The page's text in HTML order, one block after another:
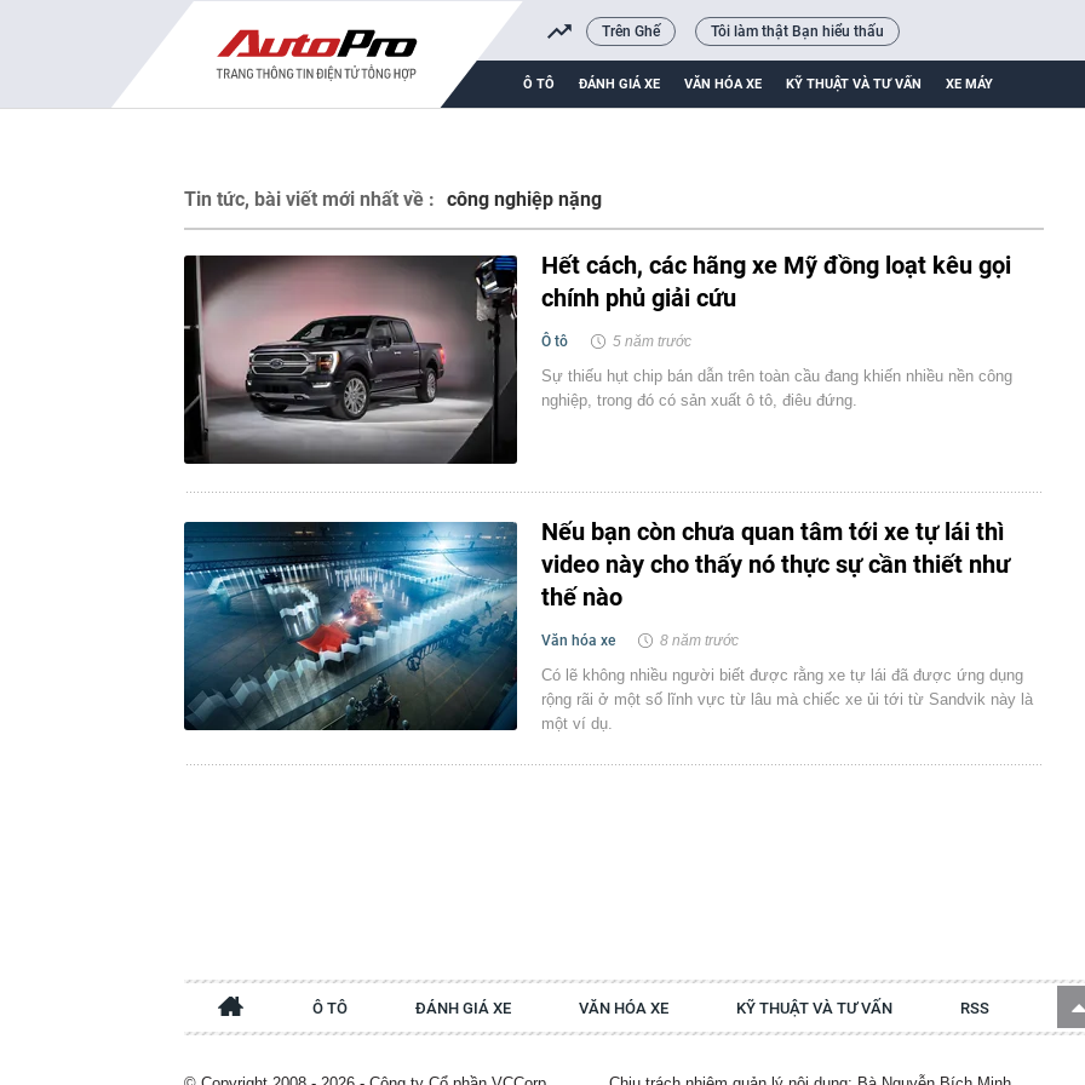
Trên Ghế Tôi làm thật Bạn hiểu thấu
Ô TÔ ĐÁNH GIÁ XE VĂN HÓA XE KỸ THUẬT VÀ TƯ VẤN XE MÁY
Tin tức, bài viết mới nhất về : công nghiệp nặng
Hết cách, các hãng xe Mỹ đồng loạt kêu gọi
chính phủ giải cứu
Ô tô 5 năm trước
Sự thiếu hụt chip bán dẫn trên toàn cầu đang khiến nhiều nền công
nghiệp, trong đó có sản xuất ô tô, điêu đứng.
Nếu bạn còn chưa quan tâm tới xe tự lái thì
video này cho thấy nó thực sự cần thiết như
thế nào
Văn hóa xe 8 năm trước
Có lẽ không nhiều người biết được rằng xe tự lái đã được ứng dụng
rộng rãi ở một số lĩnh vực từ lâu mà chiếc xe ủi tới từ Sandvik này là
một ví dụ.
Ô TÔ ĐÁNH GIÁ XE VĂN HÓA XE KỸ THUẬT VÀ TƯ VẤN RSS